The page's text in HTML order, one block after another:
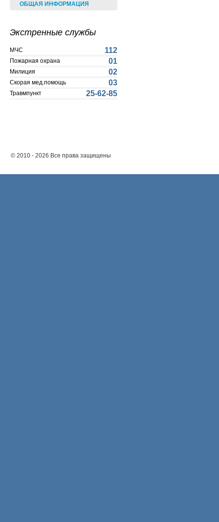
ОБЩАЯ ИНФОРМАЦИЯ
Экстренные службы
МЧС 112
Пожарная охрана 01
Милиция 02
Скорая мед.помощь 03
Травмпункт 25-62-85
© 2010 - 2026 Все права защищены